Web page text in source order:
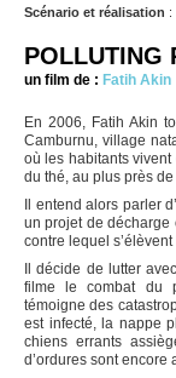
Scénario et réalisation :
POLLUTING
un film de : Fatih Akin
En 2006, Fatih Akin
Camburnu, village
où les habitants
du thé, au plus près
Il entend alors parler
un projet de décharge
contre lequel
Il décide de lutter
filme le combat du
témoigne des
est infecté, la nappe
chiens errants
d’ordures sont